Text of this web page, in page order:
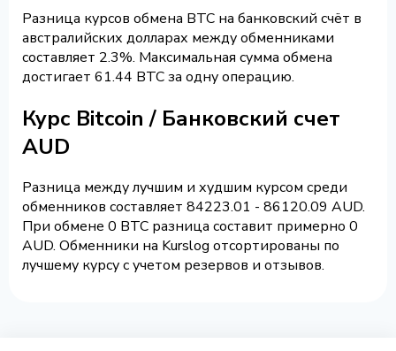
Разница курсов обмена BTC на банковский счёт в
австралийских долларах между обменниками
составляет 2.3%. Максимальная сумма обмена
достигает 61.44 BTC за одну операцию.
Курс Bitcoin / Банковский счет
AUD
Разница между лучшим и худшим курсом среди
обменников составляет 84223.01 - 86120.09 AUD.
При обмене 0 BTC разница составит примерно 0
AUD. Обменники на Kurslog отсортированы по
лучшему курсу с учетом резервов и отзывов.